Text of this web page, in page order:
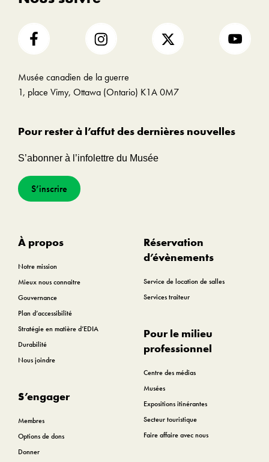
Table 33, n° 207
Déjeuner - - 8 h 00
Souper - - 19 h 00
Premier service
Table 33, n° 187
Déjeuner - - 8 h 00
Dîner - - 12 h 30
Musée canadien de la guerre
1, place Vimy, Ottawa (Ontario) K1A 0M7
Pour rester à l’affut des dernières nouvelles
S’abonner à l’infolettre du Musée
S’inscrire
À propos
Notre mission
Mieux nous connaitre
Gouvernance
Plan d’accessibilité
Stratégie en matière d’EDIA
Durabilité
Nous joindre
S’engager
Membres
Options de dons
Donner
Réservation
d’évènements
Service de location de salles
Services traiteur
Pour le milieu
professionnel
Centre des médias
Musées
Expositions itinérantes
Secteur touristique
Faire affaire avec nous